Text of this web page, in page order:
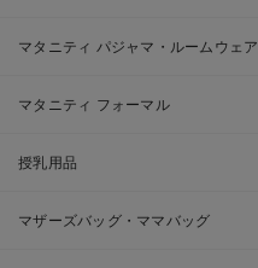
マタニティ パジャマ・ルームウェア
マタニティ フォーマル
授乳用品
マザーズバッグ・ママバッグ